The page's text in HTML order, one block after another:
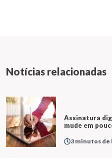
Notícias relacionadas
Assinatura
mude em
3 minutos